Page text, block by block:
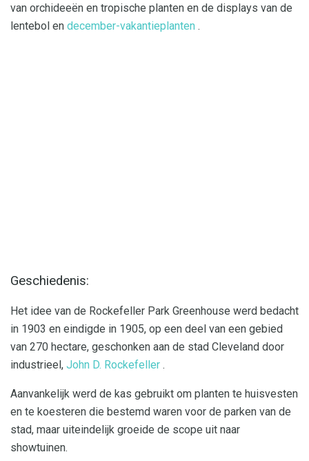
van orchideeën en tropische planten en de displays van de
lentebol en december-vakantieplanten .
Geschiedenis:
Het idee van de Rockefeller Park Greenhouse werd bedacht
in 1903 en eindigde in 1905, op een deel van een gebied
van 270 hectare, geschonken aan de stad Cleveland door
industrieel, John D. Rockefeller .
Aanvankelijk werd de kas gebruikt om planten te huisvesten
en te koesteren die bestemd waren voor de parken van de
stad, maar uiteindelijk groeide de scope uit naar
showtuinen.